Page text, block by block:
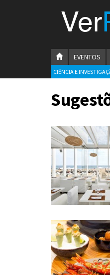
Empreendedorismo
Ambiente e Energia
Construção e Imobiliário
Cultura e Educação
Gastronomia
Telecomunicações
Turismo e Lazer
Ver
HOMEPAGE
EVENTOS
CIÊNCIA E